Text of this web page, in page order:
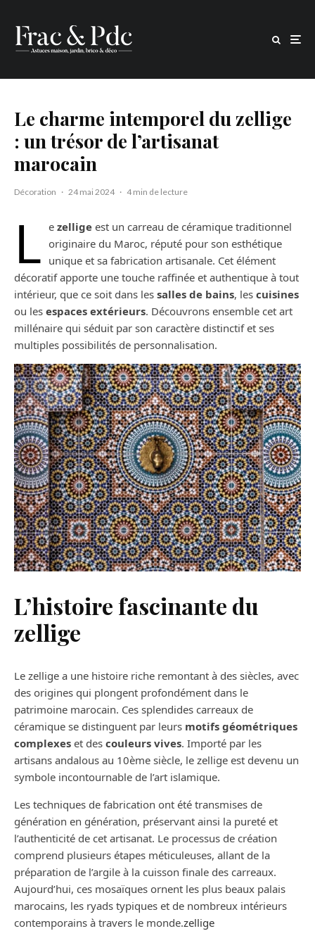
Le charme intemporel du zellige
: un trésor de l’artisanat
marocain
Décoration · 24 mai 2024 · 4 min de lecture
L e zellige est un carreau de céramique traditionnel
originaire du Maroc, réputé pour son esthétique
unique et sa fabrication artisanale. Cet élément
décoratif apporte une touche raffinée et authentique à tout
intérieur, que ce soit dans les salles de bains, les cuisines
ou les espaces extérieurs. Découvrons ensemble cet art
millénaire qui séduit par son caractère distinctif et ses
multiples possibilités de personnalisation.
L’histoire fascinante du
zellige
Le zellige a une histoire riche remontant à des siècles, avec
des origines qui plongent profondément dans le
patrimoine marocain. Ces splendides carreaux de
céramique se distinguent par leurs motifs géométriques
complexes et des couleurs vives. Importé par les
artisans andalous au 10ème siècle, le zellige est devenu un
symbole incontournable de l’art islamique.
Les techniques de fabrication ont été transmises de
génération en génération, préservant ainsi la pureté et
l’authenticité de cet artisanat. Le processus de création
comprend plusieurs étapes méticuleuses, allant de la
préparation de l’argile à la cuisson finale des carreaux.
Aujourd’hui, ces mosaïques ornent les plus beaux palais
marocains, les ryads typiques et de nombreux intérieurs
contemporains à travers le monde.zellige